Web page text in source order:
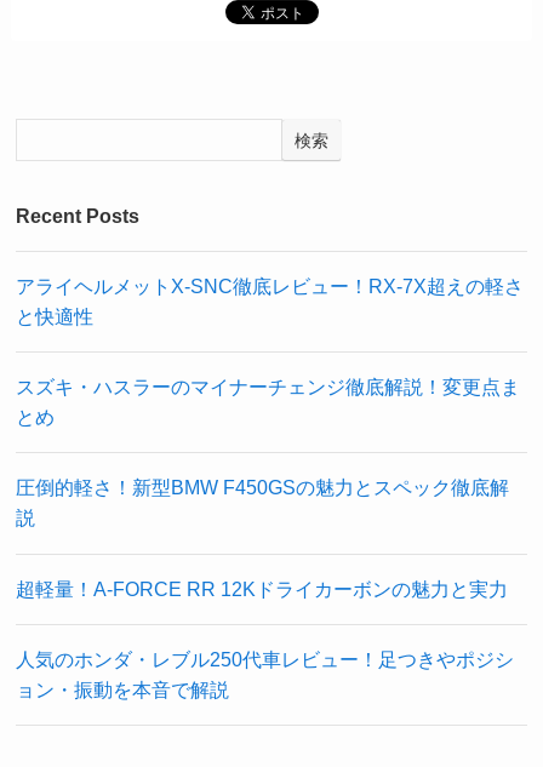
検索
Recent Posts
アライヘルメットX-SNC徹底レビュー！RX-7X超えの軽さ
と快適性
スズキ・ハスラーのマイナーチェンジ徹底解説！変更点ま
とめ
圧倒的軽さ！新型BMW F450GSの魅力とスペック徹底解
説
超軽量！A-FORCE RR 12Kドライカーボンの魅力と実力
人気のホンダ・レブル250代車レビュー！足つきやポジシ
ョン・振動を本音で解説